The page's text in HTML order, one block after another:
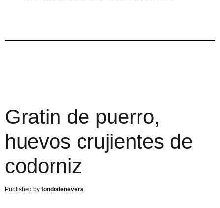
Gratin de puerro,
huevos crujientes de
codorniz
fondodenevera